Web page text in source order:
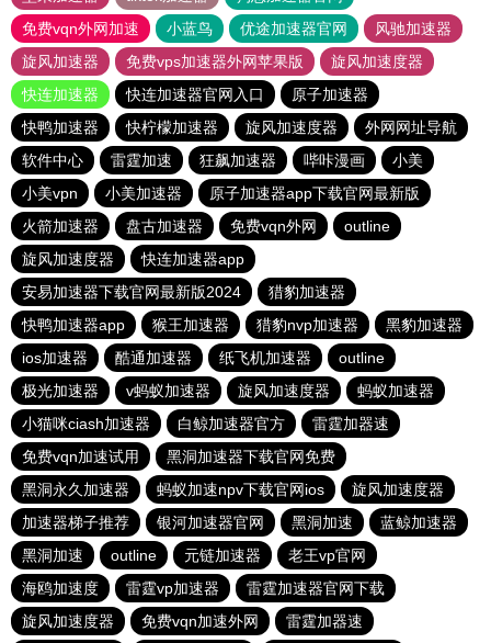
免费vqn外网加速
小蓝鸟 优途加速器官网
风驰加速器
旋风加速器
免费vps加速器外网苹果版
旋风加速度器
快连加速器
快连加速器官网入口
原子加速器
快鸭加速器
快柠檬加速器 旋风加速度器
外网网址导航
软件中心
雷霆加速 狂飙加速器 哔咔漫画
小美
小美vpn
小美加速器
原子加速器app下载官网最新版
火箭加速器
盘古加速器 免费vqn外网
outline
旋风加速度器
快连加速器app
安易加速器下载官网最新版2024
猎豹加速器
快鸭加速器app
猴王加速器 猎豹nvp加速器
黑豹加速器
ios加速器
酷通加速器 纸飞机加速器
outline
极光加速器
v蚂蚁加速器 旋风加速度器
蚂蚁加速器
小猫咪ciash加速器
白鲸加速器官方
雷霆加器速
免费vqn加速试用
黑洞加速器下载官网免费
黑洞永久加速器
蚂蚁加速npv下载官网ios
旋风加速度器
加速器梯子推荐
银河加速器官网 黑洞加速
蓝鲸加速器
黑洞加速
outline 元链加速器
老王vp官网
海鸥加速度
雷霆vp加速器
雷霆加速器官网下载
旋风加速度器
免费vqn加速外网 雷霆加器速